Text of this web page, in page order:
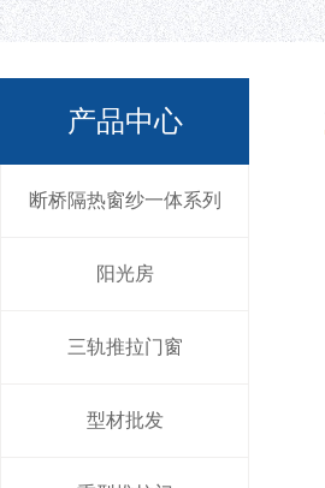
产品中心
断桥隔热窗纱一体系列
阳光房
三轨推拉门窗
型材批发